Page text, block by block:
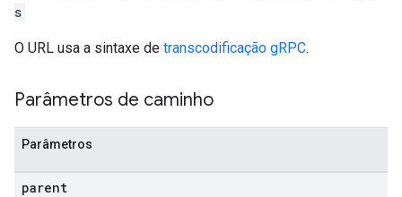
s
O URL usa a sintaxe de transcodificação gRPC.
Parâmetros de caminho
Parâmetros
parent